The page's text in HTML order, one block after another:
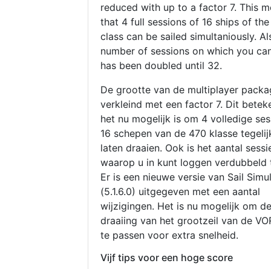
reduced with up to a factor 7. This
that 4 full sessions of 16 ships of
class can be sailed simultaniously.
number of sessions on which you
has been doubled until 32.
De grootte van de multiplayer
verkleind met een factor 7. Dit
het nu mogelijk is om 4 volledige
16 schepen van de 470 klasse
laten draaien. Ook is het aantal
waarop u in kunt loggen verdubbeld
Er is een nieuwe versie van Sail
(5.1.6.0) uitgegeven met een aantal
wijzigingen. Het is nu mogelijk om de
draaiing van het grootzeil van de
te passen voor extra snelheid.
Vijf tips voor een hoge score